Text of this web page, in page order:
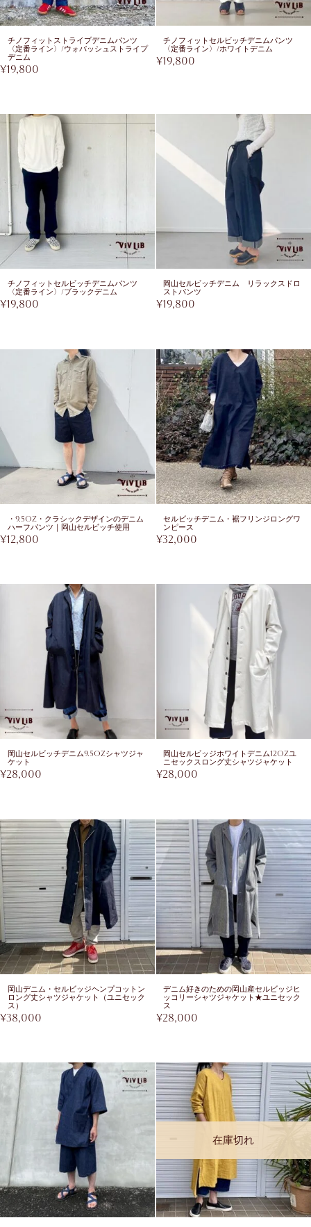
チノフィットストライプデニムパンツ
〈定番ライン〉/ウォバッシュストライプ
デニム
¥19,800
チノフィットセルビッチデニムパンツ
〈定番ライン〉/ホワイトデニム
¥19,800
チノフィットセルビッチデニムパンツ
〈定番ライン〉/ブラックデニム
¥19,800
岡山セルビッチデニム リラックスドロ
ストパンツ
¥19,800
・9.5oz・クラシックデザインのデニム
ハーフパンツ｜岡山セルビッチ使用
¥12,800
セルビッチデニム・裾フリンジロングワ
ンピース
¥32,000
岡山セルビッチデニム9.5ozシャツジャ
ケット
¥28,000
岡山セルビッジホワイトデニム12ozユ
ニセックスロング丈シャツジャケット
¥28,000
岡山デニム・セルビッジヘンプコットン
ロング丈シャツジャケット（ユニセック
ス）
¥38,000
デニム好きのための岡山産セルビッジヒ
ッコリーシャツジャケット★ユニセック
ス
¥28,000
在庫切れ